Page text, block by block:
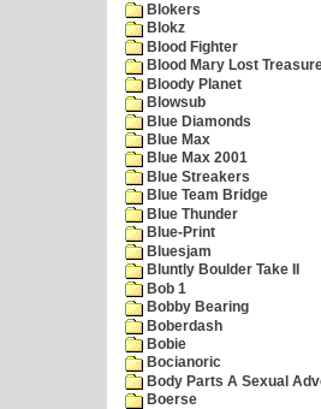
Blokers
Blokz
Blood Fighter
Blood Mary Lost
Bloody Planet
Blowsub
Blue Diamonds
Blue Max
Blue Max 2001
Blue Streakers
Blue Team Bridge
Blue Thunder
Blue-Print
Bluesjam
Bluntly Boulder Take II
Bob 1
Bobby Bearing
Boberdash
Bobie
Bocianoric
Body Parts A Sexual
Boerse